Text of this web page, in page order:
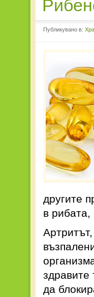
Публикувано в:
другите
в
здравите
да